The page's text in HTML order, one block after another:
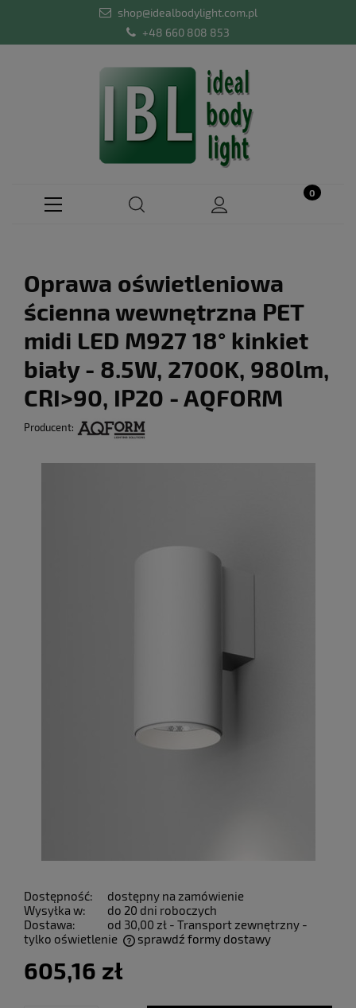
shop@idealbodylight.com.pl
+48 660 808 853
Oprawa oświetleniowa
ścienna wewnętrzna PET
midi LED M927 18° kinkiet
biały - 8.5W, 2700K, 980lm,
CRI>90, IP20 - AQFORM
Producent:
Dostępność:
dostępny na zamówienie
Wysyłka w:
do 20 dni roboczych
Dostawa:
od 30,00 zł - Transport zewnętrzny -
tylko oświetlenie
sprawdź formy dostawy
605,16 zł